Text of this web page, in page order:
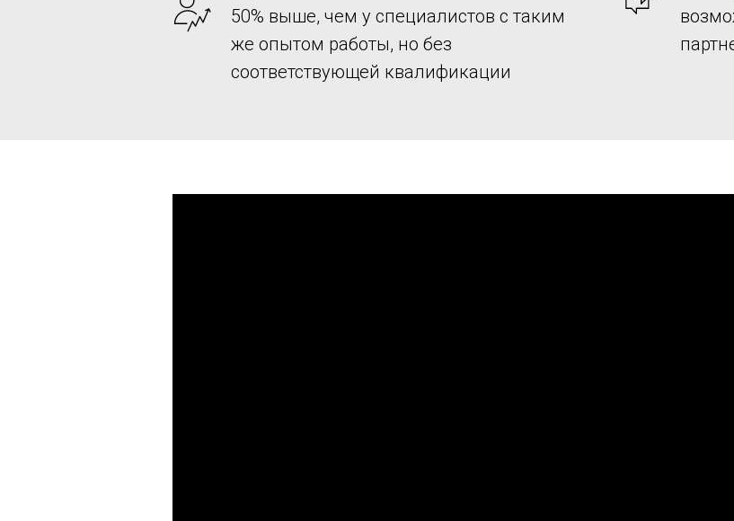
50% выше, чем у специалистов с таким
же опытом работы, но без
соответствующей квалификации